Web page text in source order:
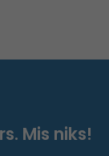
Mis niks!